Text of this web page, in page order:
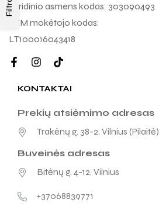
FiltraiJuridinio asmens kodas: 303090493
PVM mokėtojo kodas:
LT100016043418
KONTAKTAI
Prekių atsiėmimo adresas
Trakėnų g. 38-2, Vilnius (Pilaitė)
Buveinės adresas
Bitėnų g. 4-12, Vilnius
+37068839771